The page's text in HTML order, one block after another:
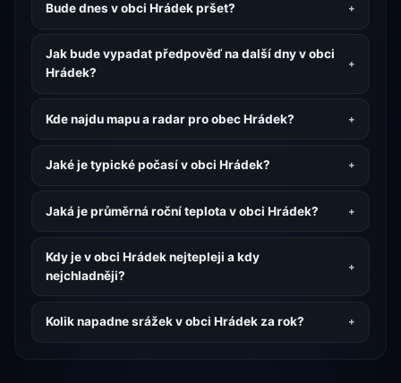
Bude dnes v obci Hrádek pršet?
Jak bude vypadat předpověď na další dny v obci
Hrádek?
Kde najdu mapu a radar pro obec Hrádek?
Jaké je typické počasí v obci Hrádek?
Jaká je průměrná roční teplota v obci Hrádek?
Kdy je v obci Hrádek nejtepleji a kdy
nejchladněji?
Kolik napadne srážek v obci Hrádek za rok?